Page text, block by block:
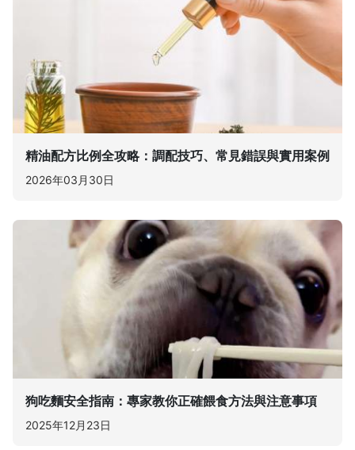
精油配方比例全攻略：調配技巧、常見錯誤與實用案例
2026年03月30日
狗吃麵安全指南：專家教你正確餵食方法與注意事項
2025年12月23日